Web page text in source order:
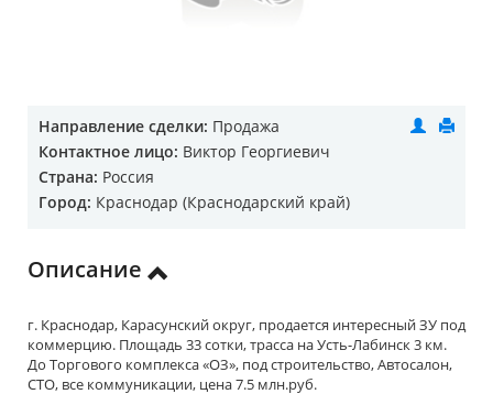
Направление сделки: Продажа
Контактное лицо: Виктор Георгиевич
Страна: Россия
Город: Краснодар (Краснодарский край)
Описание
г. Краснодар, Карасунский округ, продается интересный ЗУ под
коммерцию. Площадь 33 сотки, трасса на Усть-Лабинск 3 км.
До Торгового комплекса «ОЗ», под строительство, Автосалон,
СТО, все коммуникации, цена 7.5 млн.руб.